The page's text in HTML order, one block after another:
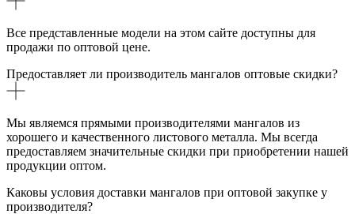
Все представленные модели на этом сайте доступны для
продажи по оптовой цене.
Предоставляет ли производитель мангалов оптовые скидки?
Мы являемся прямыми производителями мангалов из
хорошего и качественного листового металла. Мы всегда
предоставляем значительные скидки при приобретении нашей
продукции оптом.
Каковы условия доставки мангалов при оптовой закупке у
производителя?